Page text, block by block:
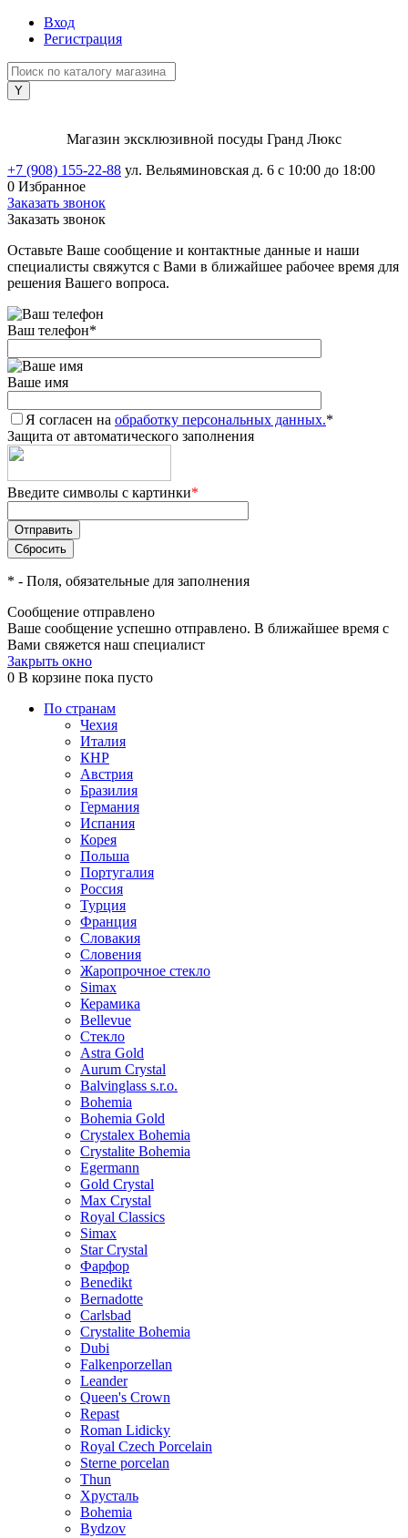
Вход
Регистрация
Магазин эксклюзивной посуды Гранд Люкс
+7 (908) 155-22-88 ул. Вельяминовская д. 6 с 10:00 до 18:00
0 Избранное
Заказать звонок
Заказать звонок
Оставьте Ваше сообщение и контактные данные и наши
специалисты свяжутся с Вами в ближайшее рабочее время для
решения Вашего вопроса.
Ваш телефон*
Ваше имя
Я согласен на обработку персональных данных.*
Защита от автоматического заполнения
Введите символы с картинки*
* - Поля, обязательные для заполнения
Сообщение отправлено
Ваше сообщение успешно отправлено. В ближайшее время с
Вами свяжется наш специалист
Закрыть окно
0 В корзине пока пусто
По странам
Чехия
Италия
КНР
Австрия
Бразилия
Германия
Испания
Корея
Польша
Португалия
Россия
Турция
Франция
Словакия
Словения
Жаропрочное стекло
Simax
Керамика
Bellevue
Стекло
Astra Gold
Aurum Crystal
Balvinglass s.r.o.
Bohemia
Bohemia Gold
Crystalex Bohemia
Crystalite Bohemia
Egermann
Gold Crystal
Max Crystal
Royal Classics
Simax
Star Crystal
Фарфор
Benedikt
Bernadotte
Carlsbad
Crystalite Bohemia
Dubi
Falkenporzellan
Leander
Queen's Crown
Repast
Roman Lidicky
Royal Czech Porcelain
Sterne porcelan
Thun
Хрусталь
Bohemia
Bydzov